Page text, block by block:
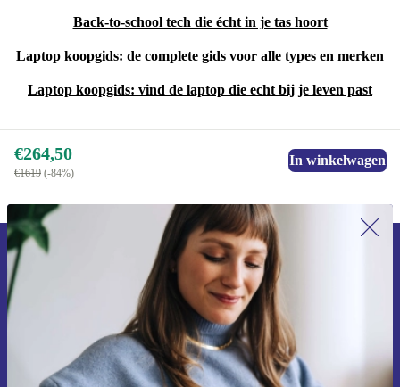
Back-to-school tech die écht in je tas hoort
Laptop koopgids: de complete gids voor alle types en merken
Laptop koopgids: vind de laptop die echt bij je leven past
€264,50
€1619 (-84%)
In winkelwagen
Meld je aan voor onze nieuwsbrief en
ontvang €15 korting!
Mis nooit meer een aanbieding.